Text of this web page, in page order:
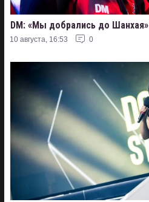
DM: «Мы добрались до Шанхая»
10 августа, 16:53 0